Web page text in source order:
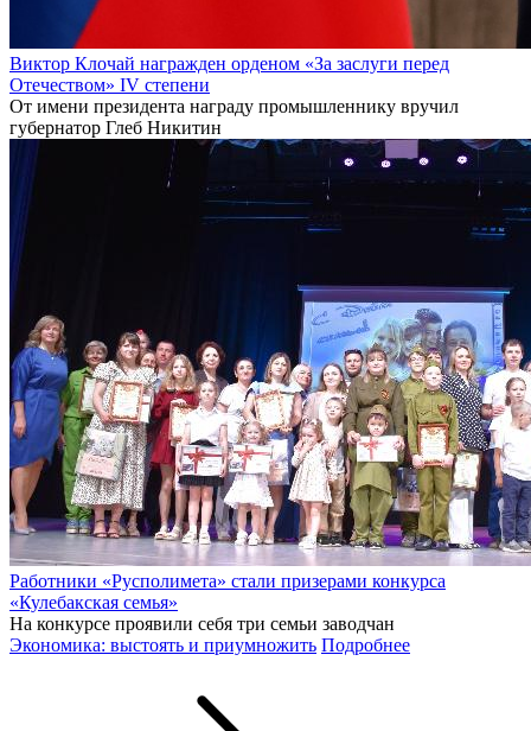
Виктор Клочай награжден орденом «За заслуги перед
Отечеством» IV степени
От имени президента награду промышленнику вручил
губернатор Глеб Никитин
Работники «Русполимета» стали призерами конкурса
«Кулебакская семья»
На конкурсе проявили себя три семьи заводчан
Экономика: выстоять и приумножить Подробнее